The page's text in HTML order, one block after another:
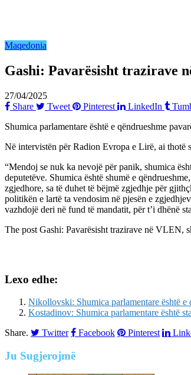
Maqedonia
Gashi: Pavarësisht trazirave
27/04/2025
Share
Tweet Pinterest LinkedIn
Shumica parlamentare është e qëndrueshme
Në intervistën për Radion Evropa e Lirë, ai thotë
“Mendoj se nuk ka nevojë për panik, shumica
deputetëve. Shumica është shumë e
zgjedhore, sa të duhet të bëjmë zgjedhje për
politikën e lartë ta vendosim në pjesën e
vazhdojë deri në fund të mandatit, për t’i dhënë
The post Gashi: Pavarësisht trazirave në VLEN,
Lexo edhe:
Nikollovski: Shumica parlamentare është e
Kostadinov: Shumica parlamentare është
Share.
Twitter Facebook Pinterest
Ju Sugjerojmë